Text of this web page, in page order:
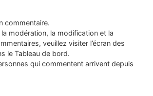
commentaire.
modération, la modification et la
veuillez visiter l’écran des
le Tableau de bord.
qui commentent arrivent depuis